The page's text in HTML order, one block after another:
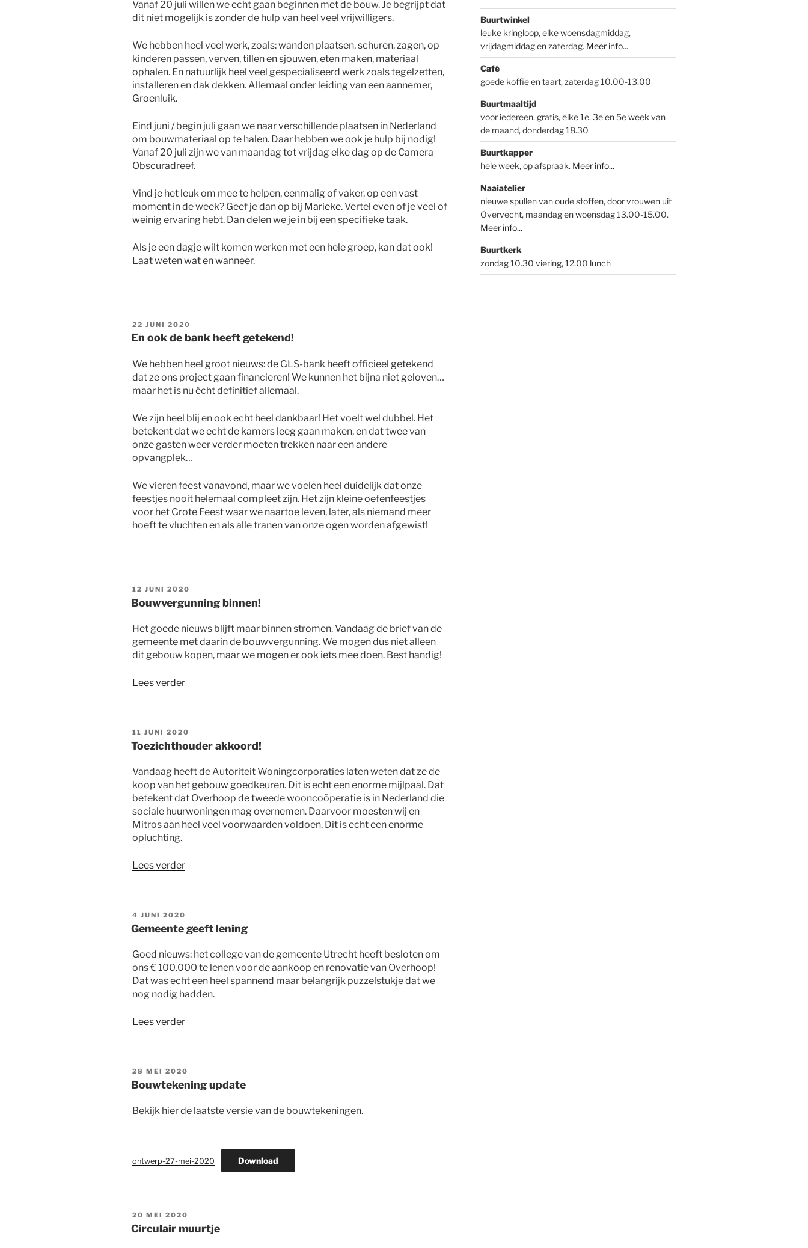
Vanaf 20 juli willen we echt gaan beginnen met de bouw. Je begrijpt dat
dit niet mogelijk is zonder de hulp van heel veel vrijwilligers.
We hebben heel veel werk, zoals: wanden plaatsen, schuren, zagen, op
kinderen passen, verven, tillen en sjouwen, eten maken, materiaal
ophalen. En natuurlijk heel veel gespecialiseerd werk zoals tegelzetten,
installeren en dak dekken. Allemaal onder leiding van een aannemer,
Groenluik.
Eind juni / begin juli gaan we naar verschillende plaatsen in Nederland
om bouwmateriaal op te halen. Daar hebben we ook je hulp bij nodig!
Vanaf 20 juli zijn we van maandag tot vrijdag elke dag op de Camera
Obscuradreef.
Vind je het leuk om mee te helpen, eenmalig of vaker, op een vast
moment in de week? Geef je dan op bij Marieke. Vertel even of je veel of
weinig ervaring hebt. Dan delen we je in bij een specifieke taak.
Als je een dagje wilt komen werken met een hele groep, kan dat ook!
Laat weten wat en wanneer.
GEPLAATST
OP
22 JUNI 2020
En ook de bank heeft getekend!
We hebben heel groot nieuws: de GLS-bank heeft officieel getekend
dat ze ons project gaan financieren! We kunnen het bijna niet geloven…
maar het is nu écht definitief allemaal.
We zijn heel blij en ook echt heel dankbaar! Het voelt wel dubbel. Het
betekent dat we echt de kamers leeg gaan maken, en dat twee van
onze gasten weer verder moeten trekken naar een andere
opvangplek…
We vieren feest vanavond, maar we voelen heel duidelijk dat onze
feestjes nooit helemaal compleet zijn. Het zijn kleine oefenfeestjes
voor het Grote Feest waar we naartoe leven, later, als niemand meer
hoeft te vluchten en als alle tranen van onze ogen worden afgewist!
GEPLAATST
OP
12 JUNI 2020
Bouwvergunning binnen!
Het goede nieuws blijft maar binnen stromen. Vandaag de brief van de
gemeente met daarin de bouwvergunning. We mogen dus niet alleen
dit gebouw kopen, maar we mogen er ook iets mee doen. Best handig!
Lees verder“Bouwvergunning
GEPLAATST
OP
11 JUNI 2020
Toezichthouder akkoord!
Vandaag heeft de Autoriteit Woningcorporaties laten weten dat ze de
koop van het gebouw goedkeuren. Dit is echt een enorme mijlpaal. Dat
betekent dat Overhoop de tweede wooncoöperatie is in Nederland die
sociale huurwoningen mag overnemen. Daarvoor moesten wij en
Mitros aan heel veel voorwaarden voldoen. Dit is echt een enorme
opluchting.
Lees verder“Toezichthouder
GEPLAATST
OP
4 JUNI 2020
Gemeente geeft lening
Goed nieuws: het college van de gemeente Utrecht heeft besloten om
ons € 100.000 te lenen voor de aankoop en renovatie van Overhoop!
Dat was echt een heel spannend maar belangrijk puzzelstukje dat we
nog nodig hadden.
Lees verder“Gemeente
GEPLAATST
OP
28 MEI 2020
Bouwtekening update
Bekijk hier de laatste versie van de bouwtekeningen.
ontwerp-27-mei-2020 Download
GEPLAATST
OP
20 MEI 2020
Circulair muurtje
Buurtwinkel
leuke kringloop, elke woensdagmiddag,
vrijdagmiddag en zaterdag. Meer info...
Café
goede koffie en taart, zaterdag 10.00-13.00
Buurtmaaltijd
voor iedereen, gratis, elke 1e, 3e en 5e week van
de maand, donderdag 18.30
Buurtkapper
hele week, op afspraak. Meer info...
Naaiatelier
nieuwe spullen van oude stoffen, door vrouwen uit
Overvecht, maandag en woensdag 13.00-15.00.
Meer info...
Buurtkerk
zondag 10.30 viering, 12.00 lunch